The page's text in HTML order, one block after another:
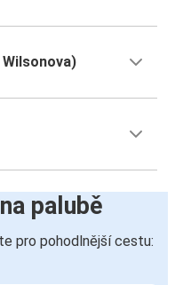
palubě
pro pohodlnější cestu: